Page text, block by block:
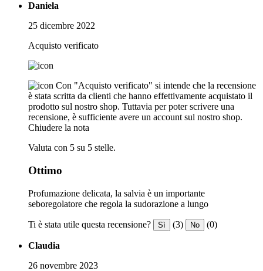
Daniela
25 dicembre 2022
Acquisto verificato
Con "Acquisto verificato" si intende che la recensione
è stata scritta da clienti che hanno effettivamente acquistato il
prodotto sul nostro shop. Tuttavia per poter scrivere una
recensione, è sufficiente avere un account sul nostro shop.
Chiudere la nota
Valuta con 5 su 5 stelle.
Ottimo
Profumazione delicata, la salvia è un importante
seboregolatore che regola la sudorazione a lungo
Ti è stata utile questa recensione? Sì (3) No (0)
Claudia
26 novembre 2023